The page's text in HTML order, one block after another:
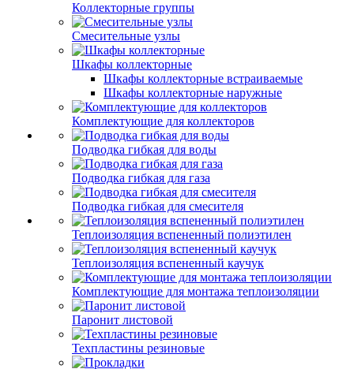
Коллекторные группы
Смесительные узлы
Шкафы коллекторные
Шкафы коллекторные встраиваемые
Шкафы коллекторные наружные
Комплектующие для коллекторов
Подводка гибкая для воды
Подводка гибкая для газа
Подводка гибкая для смесителя
Теплоизоляция вспененный полиэтилен
Теплоизоляция вспененный каучук
Комплектующие для монтажа теплоизоляции
Паронит листовой
Техпластины резиновые